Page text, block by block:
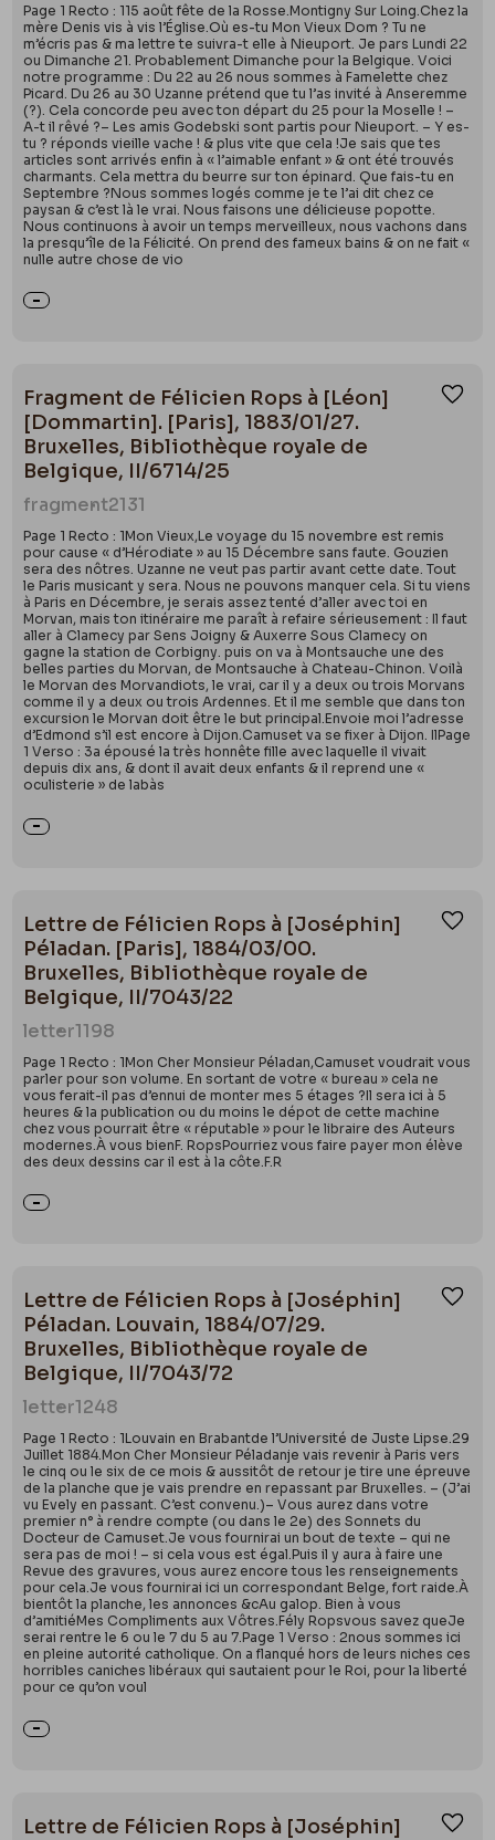
Page 1 Recto : 115 août fête de la Rosse.Montigny Sur Loing.Chez la
mère Denis vis à vis l’Église.Où es-tu Mon Vieux Dom ? Tu ne
m’écris pas & ma lettre te suivra-t elle à Nieuport. Je pars Lundi 22
ou Dimanche 21. Probablement Dimanche pour la Belgique. Voici
notre programme : Du 22 au 26 nous sommes à Famelette chez
Picard. Du 26 au 30 Uzanne prétend que tu l’as invité à Anseremme
(?). Cela concorde peu avec ton départ du 25 pour la Moselle ! –
A-t il rêvé ?– Les amis Godebski sont partis pour Nieuport. – Y es-
tu ? réponds vieille vache ! & plus vite que cela !Je sais que tes
articles sont arrivés enfin à « l’aimable enfant » & ont été trouvés
charmants. Cela mettra du beurre sur ton épinard. Que fais-tu en
Septembre ?Nous sommes logés comme je te l’ai dit chez ce
paysan & c’est là le vrai. Nous faisons une délicieuse popotte.
Nous continuons à avoir un temps merveilleux, nous vachons dans
la presqu’île de la Félicité. On prend des fameux bains & on ne fait «
nulle autre chose de vio
Fragment de Félicien Rops à [Léon]
[Dommartin]. [Paris], 1883/01/27.
Bruxelles, Bibliothèque royale de
Belgique, II/6714/25
fragment2131
Page 1 Recto : 1Mon Vieux,Le voyage du 15 novembre est remis
pour cause « d’Hérodiate » au 15 Décembre sans faute. Gouzien
sera des nôtres. Uzanne ne veut pas partir avant cette date. Tout
le Paris musicant y sera. Nous ne pouvons manquer cela. Si tu viens
à Paris en Décembre, je serais assez tenté d’aller avec toi en
Morvan, mais ton itinéraire me paraît à refaire sérieusement : Il faut
aller à Clamecy par Sens Joigny & Auxerre Sous Clamecy on
gagne la station de Corbigny. puis on va à Montsauche une des
belles parties du Morvan, de Montsauche à Chateau-Chinon. Voilà
le Morvan des Morvandiots, le vrai, car il y a deux ou trois Morvans
comme il y a deux ou trois Ardennes. Et il me semble que dans ton
excursion le Morvan doit être le but principal.Envoie moi l’adresse
d’Edmond s’il est encore à Dijon.Camuset va se fixer à Dijon. IlPage
1 Verso : 3a épousé la très honnête fille avec laquelle il vivait
depuis dix ans, & dont il avait deux enfants & il reprend une «
oculisterie » de labàs
Lettre de Félicien Rops à [Joséphin]
Péladan. [Paris], 1884/03/00.
Bruxelles, Bibliothèque royale de
Belgique, II/7043/22
letter1198
Page 1 Recto : 1Mon Cher Monsieur Péladan,Camuset voudrait vous
parler pour son volume. En sortant de votre « bureau » cela ne
vous ferait-il pas d’ennui de monter mes 5 étages ?Il sera ici à 5
heures & la publication ou du moins le dépot de cette machine
chez vous pourrait être « réputable » pour le libraire des Auteurs
modernes.À vous bienF. RopsPourriez vous faire payer mon élève
des deux dessins car il est à la côte.F.R
Lettre de Félicien Rops à [Joséphin]
Péladan. Louvain, 1884/07/29.
Bruxelles, Bibliothèque royale de
Belgique, II/7043/72
letter1248
Page 1 Recto : 1Louvain en Brabantde l’Université de Juste Lipse.29
Juillet 1884.Mon Cher Monsieur Péladanje vais revenir à Paris vers
le cinq ou le six de ce mois & aussitôt de retour je tire une épreuve
de la planche que je vais prendre en repassant par Bruxelles. – (J’ai
vu Evely en passant. C’est convenu.)– Vous aurez dans votre
premier n° à rendre compte (ou dans le 2e) des Sonnets du
Docteur de Camuset.Je vous fournirai un bout de texte – qui ne
sera pas de moi ! – si cela vous est égal.Puis il y aura à faire une
Revue des gravures, vous aurez encore tous les renseignements
pour cela.Je vous fournirai ici un correspondant Belge, fort raide.À
bientôt la planche, les annonces &cAu galop. Bien à vous
d’amitiéMes Compliments aux Vôtres.Fély Ropsvous savez queJe
serai rentre le 6 ou le 7 du 5 au 7.Page 1 Verso : 2nous sommes ici
en pleine autorité catholique. On a flanqué hors de leurs niches ces
horribles caniches libéraux qui sautaient pour le Roi, pour la liberté
pour ce qu’on voul
Lettre de Félicien Rops à [Joséphin]